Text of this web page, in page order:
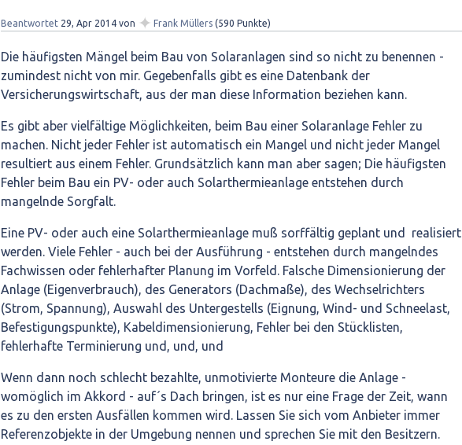
Beantwortet 29, Apr 2014 von ✦ Frank Müllers (590 Punkte)
Die häufigsten Mängel beim Bau von Solaranlagen sind so nicht zu benennen -
zumindest nicht von mir. Gegebenfalls gibt es eine Datenbank der
Versicherungswirtschaft, aus der man diese Information beziehen kann.
Es gibt aber vielfältige Möglichkeiten, beim Bau einer Solaranlage Fehler zu
machen. Nicht jeder Fehler ist automatisch ein Mangel und nicht jeder Mangel
resultiert aus einem Fehler. Grundsätzlich kann man aber sagen; Die häufigsten
Fehler beim Bau ein PV- oder auch Solarthermieanlage entstehen durch
mangelnde Sorgfalt.
Eine PV- oder auch eine Solarthermieanlage muß sorffältig geplant und realisiert
werden. Viele Fehler - auch bei der Ausführung - entstehen durch mangelndes
Fachwissen oder fehlerhafter Planung im Vorfeld. Falsche Dimensionierung der
Anlage (Eigenverbrauch), des Generators (Dachmaße), des Wechselrichters
(Strom, Spannung), Auswahl des Untergestells (Eignung, Wind- und Schneelast,
Befestigungspunkte), Kabeldimensionierung, Fehler bei den Stücklisten,
fehlerhafte Terminierung und, und, und
Wenn dann noch schlecht bezahlte, unmotivierte Monteure die Anlage -
womöglich im Akkord - auf´s Dach bringen, ist es nur eine Frage der Zeit, wann
es zu den ersten Ausfällen kommen wird. Lassen Sie sich vom Anbieter immer
Referenzobjekte in der Umgebung nennen und sprechen Sie mit den Besitzern.